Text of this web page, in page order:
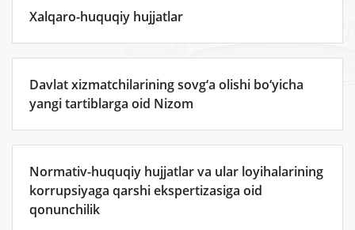
Xalqaro-huquqiy hujjatlar
Davlat xizmatchilarining sovg‘a olishi bo‘yicha
yangi tartiblarga oid Nizom
Normativ-huquqiy hujjatlar va ular loyihalarining
korrupsiyaga qarshi ekspertizasiga oid
qonunchilik